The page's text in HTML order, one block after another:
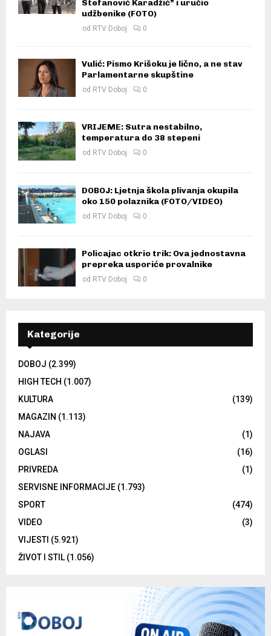
Stefanović Karadžić” i uručio
udžbenike (FOTO)
od RTV Doboj 0
Vulić: Pismo Krišoku je lično, a ne stav
Parlamentarne skupštine
od RTV Doboj 0
VRIJEME: Sutra nestabilno,
temperatura do 38 stepeni
od RTV Doboj 0
DOBOJ: Ljetnja škola plivanja okupila
oko 150 polaznika (FOTO/VIDEO)
od RTV Doboj 0
Policajac otkrio trik: Ova jednostavna
prepreka usporiće provalnike
od RTV Doboj 0
Kategorije
DOBOJ (2.399)
HIGH TECH (1.007)
KULTURA
(139)
MAGAZIN (1.113)
NAJAVA
(1)
OGLASI
(16)
PRIVREDA
(1)
SERVISNE INFORMACIJE (1.793)
SPORT
(474)
VIDEO
(3)
VIJESTI (5.921)
ŽIVOT I STIL(1.056)